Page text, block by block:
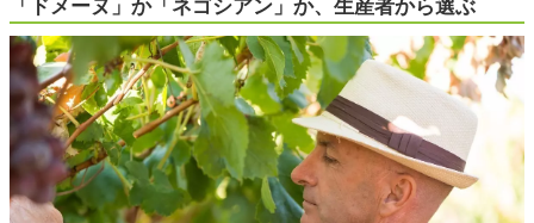
「ドメーヌ」か「ネゴシアン」か、生産者から選ぶ